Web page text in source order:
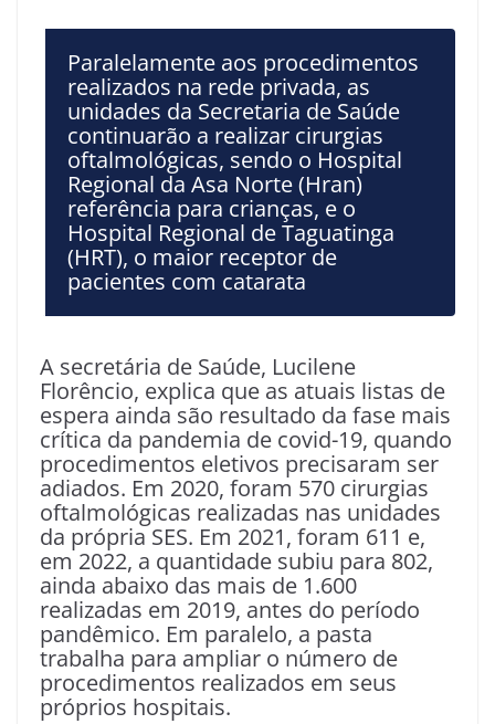
Paralelamente aos procedimentos
realizados na rede privada, as
unidades da Secretaria de Saúde
continuarão a realizar cirurgias
oftalmológicas, sendo o Hospital
Regional da Asa Norte (Hran)
referência para crianças, e o
Hospital Regional de Taguatinga
(HRT), o maior receptor de
pacientes com catarata
A secretária de Saúde, Lucilene
Florêncio, explica que as atuais listas de
espera ainda são resultado da fase mais
crítica da pandemia de covid-19, quando
procedimentos eletivos precisaram ser
adiados. Em 2020, foram 570 cirurgias
oftalmológicas realizadas nas unidades
da própria SES. Em 2021, foram 611 e,
em 2022, a quantidade subiu para 802,
ainda abaixo das mais de 1.600
realizadas em 2019, antes do período
pandêmico. Em paralelo, a pasta
trabalha para ampliar o número de
procedimentos realizados em seus
próprios hospitais.